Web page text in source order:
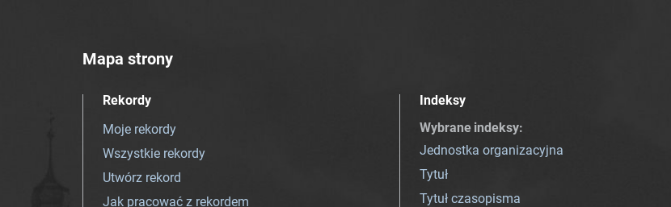
Mapa strony
Rekordy
Moje rekordy
Wszystkie rekordy
Utwórz rekord
Jak pracować z rekordem
Indeksy
Wybrane indeksy:
Jednostka organizacyjna
Tytuł
Tytuł czasopisma